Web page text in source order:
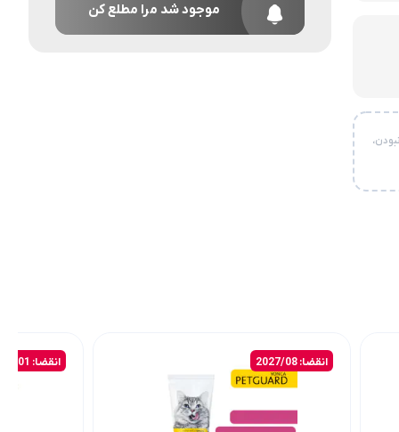
موجود شد مرا مطلع کن
انقضا: 2027/08 انقضا: 2028/01